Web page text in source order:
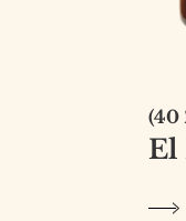
(40
El